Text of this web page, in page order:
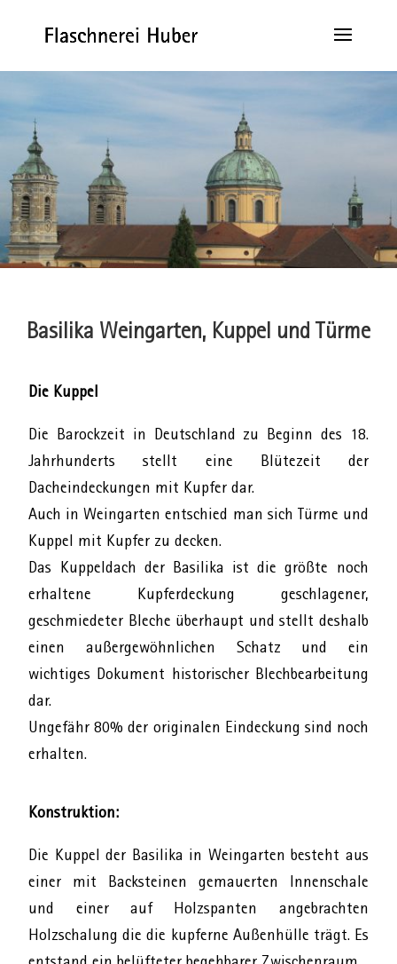
Basilika Weingarten, Kuppel und Türme
Die Kuppel
Die Barockzeit in Deutschland zu Beginn des 18.
Jahrhunderts stellt eine Blütezeit der
Dacheindeckungen mit Kupfer dar.
Auch in Weingarten entschied man sich Türme und
Kuppel mit Kupfer zu decken.
Das Kuppeldach der Basilika ist die größte noch
erhaltene Kupferdeckung geschlagener,
geschmiedeter Bleche überhaupt und stellt deshalb
einen außergewöhnlichen Schatz und ein
wichtiges Dokument historischer Blechbearbeitung
dar.
Ungefähr 80% der originalen Eindeckung sind noch
erhalten.
Konstruktion:
Die Kuppel der Basilika in Weingarten besteht aus
einer mit Backsteinen gemauerten Innenschale
und einer auf Holzspanten angebrachten
Holzschalung die die kupferne Außenhülle trägt. Es